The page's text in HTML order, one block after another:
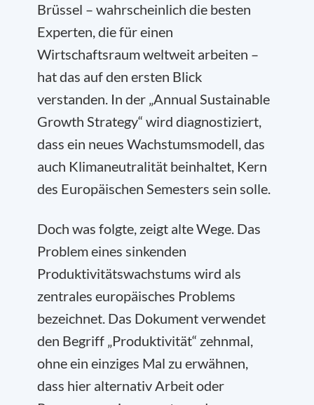
Brüssel – wahrscheinlich die besten
Experten, die für einen
Wirtschaftsraum weltweit arbeiten –
hat das auf den ersten Blick
verstanden. In der „Annual Sustainable
Growth Strategy“ wird diagnostiziert,
dass ein neues Wachstumsmodell, das
auch Klimaneutralität beinhaltet, Kern
des Europäischen Semesters sein solle.
Doch was folgte, zeigt alte Wege. Das
Problem eines sinkenden
Produktivitätswachstums wird als
zentrales europäisches Problems
bezeichnet. Das Dokument verwendet
den Begriff „Produktivität“ zehnmal,
ohne ein einziges Mal zu erwähnen,
dass hier alternativ Arbeit oder